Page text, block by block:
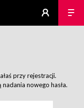
przy rejestracji.
nowego hasła.